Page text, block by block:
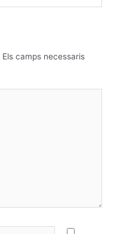
Els camps necessaris